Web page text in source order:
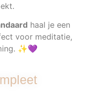
haal je een
voor meditatie,
✨💜